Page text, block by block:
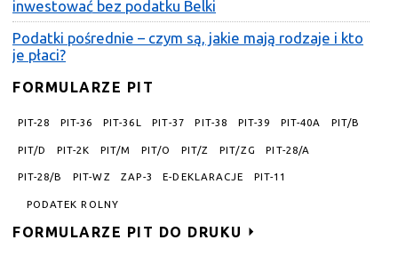
inwestować bez podatku Belki
Podatki pośrednie – czym są, jakie mają rodzaje i kto
je płaci?
FORMULARZE PIT
PIT-28 PIT-36 PIT-36L PIT-37 PIT-38 PIT-39 PIT-40A PIT/B
PIT/D PIT-2K PIT/M PIT/O PIT/Z PIT/ZG PIT-28/A
PIT-28/B PIT-WZ ZAP-3 E-DEKLARACJE PIT-11
PODATEK ROLNY
FORMULARZE PIT DO DRUKU